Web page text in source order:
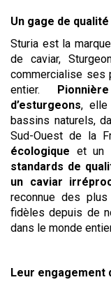
Un gage de
Sturia est la
de caviar,
commercialise ses
entier.
d’esturgeons, elle
bassins naturels,
Sud-Ouest de la
écologique et un
standards de
un caviar
reconnue des
fidèles depuis de
dans le monde
Leur engagement